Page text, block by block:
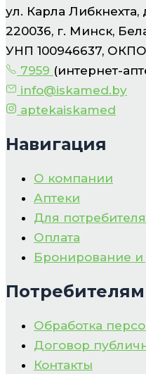
ул. Карла Либкнехта,
220036, г. Минск,
УНП 100946637,
7959 (интернет-
info@iskamed.by
aptekaiskamed
Навигация
О компании
Аптеки
Для потребителя
Оплата
Бронирование и
Потребителям
Обработка
Договор
Контакты